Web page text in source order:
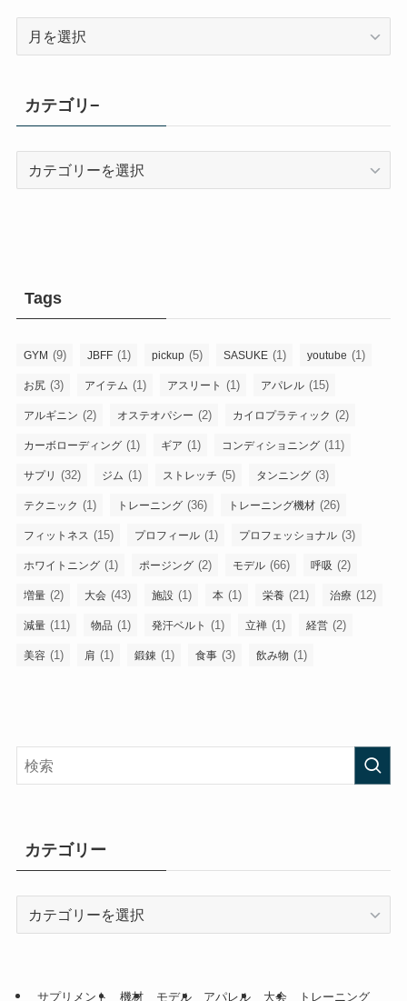
ブ
カテゴリ−
Tags
GYM (9) JBFF (1) pickup (5) SASUKE (1) youtube (1)
お尻 (3) アイテム (1) アスリート (1) アパレル (15)
アルギニン (2) オステオパシー (2) カイロプラティック (2)
カーボローディング (1) ギア (1) コンディショニング (11)
サプリ (32) ジム (1) ストレッチ (5) タンニング (3)
テクニック (1) トレーニング (36) トレーニング機材 (26)
フィットネス (15) プロフィール (1) プロフェッショナル (3)
ホワイトニング (1) ポージング (2) モデル (66) 呼吸 (2)
増量 (2) 大会 (43) 施設 (1) 本 (1) 栄養 (21) 治療 (12)
減量 (11) 物品 (1) 発汗ベルト (1) 立禅 (1) 経営 (2)
美容 (1) 肩 (1) 鍛錬 (1) 食事 (3) 飲み物 (1)
カテゴリー
ー
サプリメント 機材 モデル アパレル 大会 トレーニング